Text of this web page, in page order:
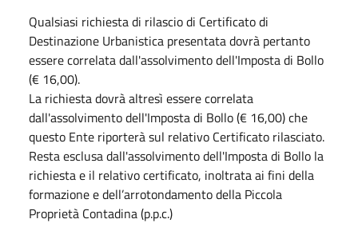
Qualsiasi richiesta di rilascio di Certificato di
Destinazione Urbanistica presentata dovrà pertanto
essere correlata dall'assolvimento dell'Imposta di Bollo
(€ 16,00).
La richiesta dovrà altresì essere correlata
dall'assolvimento dell'Imposta di Bollo (€ 16,00) che
questo Ente riporterà sul relativo Certificato rilasciato.
Resta esclusa dall'assolvimento dell'Imposta di Bollo la
richiesta e il relativo certificato, inoltrata ai fini della
formazione e dell’arrotondamento della Piccola
Proprietà Contadina (p.p.c.)